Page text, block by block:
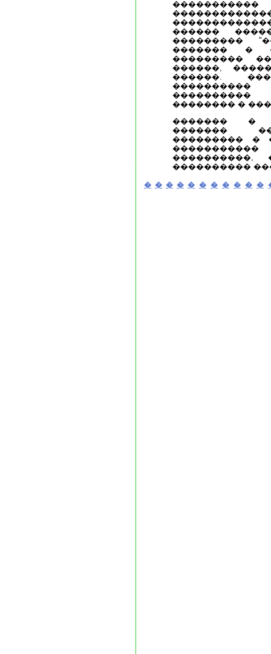
������
���������
������� �
���������
������,
������.
����������
�������� �
������� �
�������
��������� �
����������,
����������
� � � � � � � � � � �